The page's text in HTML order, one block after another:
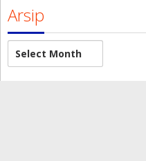
Arsip
Arsip